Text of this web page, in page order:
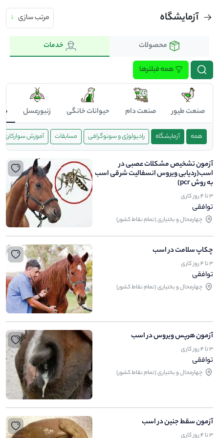
آزمایشگاه مرتب سازی ↓
محصولات خدمات
همه فیلترها
صنعت طیور صنعت دام حیوانات خانگی زنبورعسل
همه آزمایشگاه رادیولوژی و سونوگرافی مسابقات آموزش سوارکاری
آزمون تشخیص مشکلات عصبی در
اسب(ردیابی ویروس انسفالیت شرقی اسب
به روش pcr)
3 تا 4 روز کاری
توافقی
چهارمحال و بختیاری (تمام نقاط کشور)
چکاپ سلامت در اسب
3 تا 4 روز کاری
توافقی
چهارمحال و بختیاری (تمام نقاط کشور)
آزمون هرپس ویروس در اسب
3 تا 4 روز کاری
توافقی
چهارمحال و بختیاری (تمام نقاط کشور)
آزمون سقط جنین در اسب
3 تا 4 روز کاری